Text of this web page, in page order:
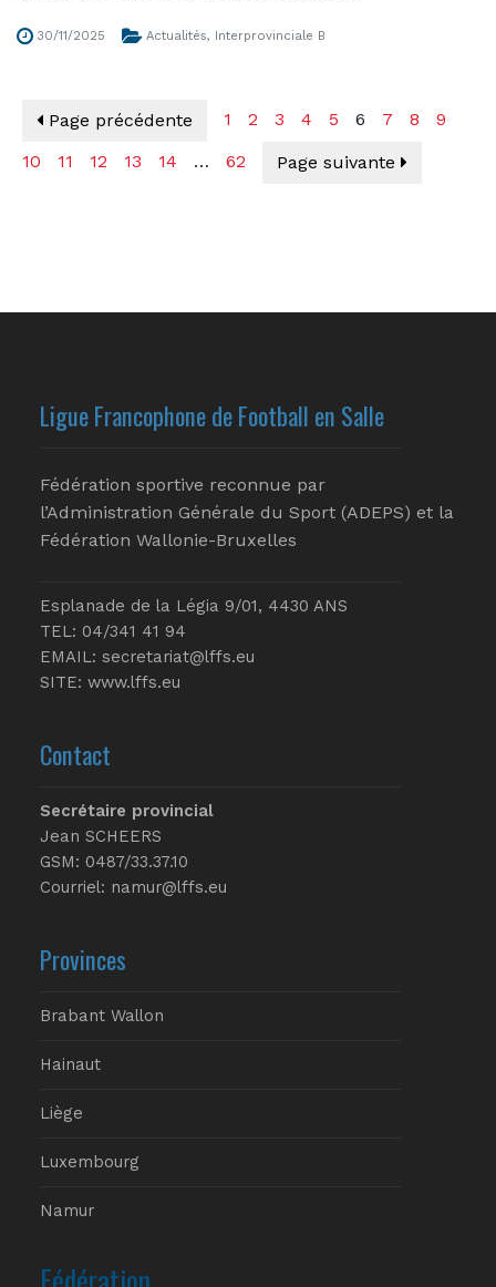
30/11/2025 Actualités, Interprovinciale B
Page précédente 1 2 3 4 5 6 7 8
9
10
11 12 13 14 … 62 Page suivante
Ligue Francophone de Football en Salle
Fédération sportive reconnue par
l’Administration Générale du Sport (ADEPS) et la
Fédération Wallonie-Bruxelles
Esplanade de la Légia 9/01, 4430 ANS
TEL: 04/341 41 94
EMAIL: secretariat@lffs.eu
SITE: www.lffs.eu
Contact
Secrétaire provincial
Jean SCHEERS
GSM: 0487/33.37.10
Courriel: namur@lffs.eu
Provinces
Brabant Wallon
Hainaut
Liège
Luxembourg
Namur